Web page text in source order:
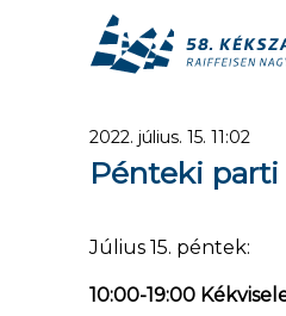
2022. július. 15. 11:02
Pénteki
Július 15. péntek:
10:00-19:00